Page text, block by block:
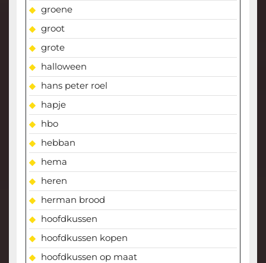
groene
groot
grote
halloween
hans peter roel
hapje
hbo
hebban
hema
heren
herman brood
hoofdkussen
hoofdkussen kopen
hoofdkussen op maat